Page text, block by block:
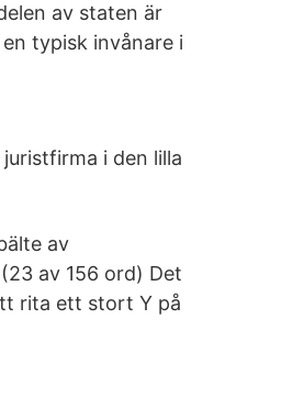
av staten är
typisk invånare i
i den lilla
av
av 156 ord) Det
rita ett stort Y på